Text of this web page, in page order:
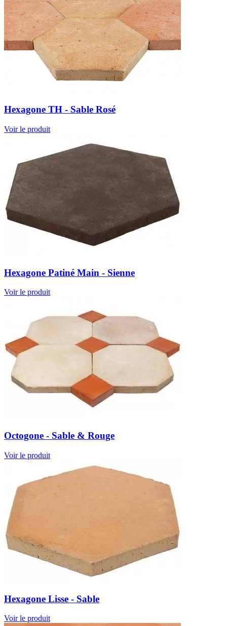
Hexagone TH - Sable Rosé
Voir le produit
Hexagone Patiné Main - Sienne
Voir le produit
Octogone - Sable & Rouge
Voir le produit
Hexagone Lisse - Sable
Voir le produit